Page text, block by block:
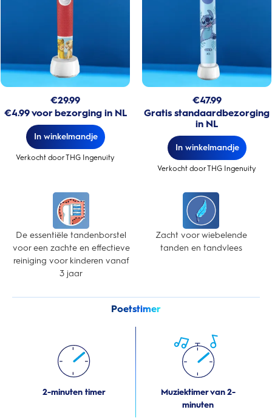
€29.99
€4.99 voor bezorging in NL
In winkelmandje
Verkocht door THG Ingenuity
€47.99
Gratis standaardbezorging
in NL
In winkelmandje
Verkocht door THG Ingenuity
De essentiële tandenborstel
voor een zachte en effectieve
reiniging voor kinderen vanaf
3 jaar
Zacht voor wiebelende
tanden en tandvlees
Poetstimer
2-minuten timer
Muziektimer van 2-
minuten